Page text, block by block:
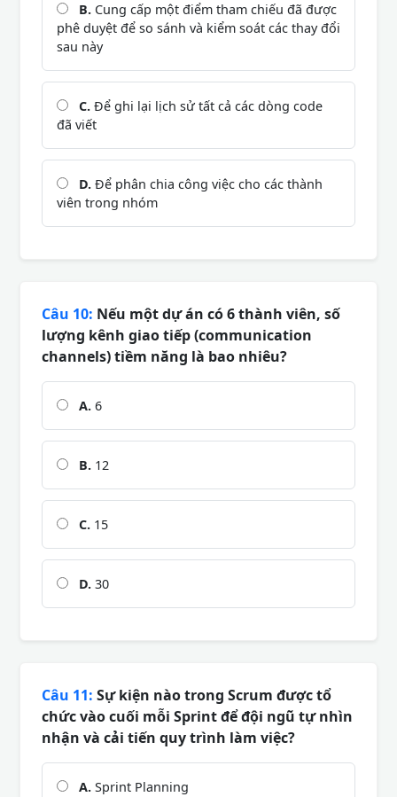
B. Cung cấp một điểm tham chiếu đã được
phê duyệt để so sánh và kiểm soát các thay đổi
sau này
C. Để ghi lại lịch sử tất cả các dòng code
đã viết
D. Để phân chia công việc cho các thành
viên trong nhóm
Câu 10: Nếu một dự án có 6 thành viên, số
lượng kênh giao tiếp (communication
channels) tiềm năng là bao nhiêu?
A. 6
B. 12
C. 15
D. 30
Câu 11: Sự kiện nào trong Scrum được tổ
chức vào cuối mỗi Sprint để đội ngũ tự nhìn
nhận và cải tiến quy trình làm việc?
A. Sprint Planning